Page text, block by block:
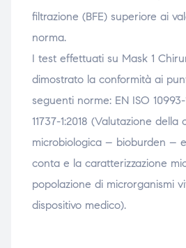
filtrazione (BFE) superiore ai
norma.
I test effettuati su Mask 1
dimostrato la conformità ai
seguenti norme: EN ISO 10993-
11737-1:2018 (Valutazione della
microbiologica – bioburden –
conta e la caratterizzazione
popolazione di microrganismi
dispositivo medico).